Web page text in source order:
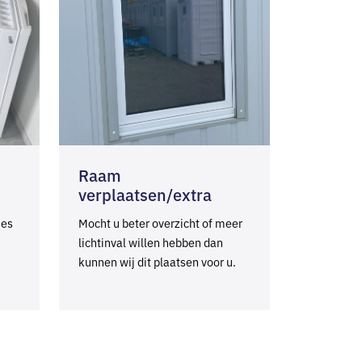
Raam
verplaatsen/extra
Mocht u beter overzicht of meer
lichtinval willen hebben dan
kunnen wij dit plaatsen voor u.